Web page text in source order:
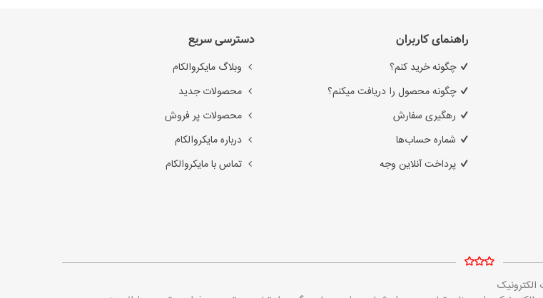
راهنمای کاربران
چگونه خرید کنم؟
چگونه محصول را دریافت میکنم؟
رهگیری سفارش
شماره حساب‌ها
پرداخت آنلاین وجه
دسترسی سریع
وبلاگ مایکروالکام
محصولات جدید
محصولات پر فروش
درباره مایکروالکام
تماس با مایکروالکام